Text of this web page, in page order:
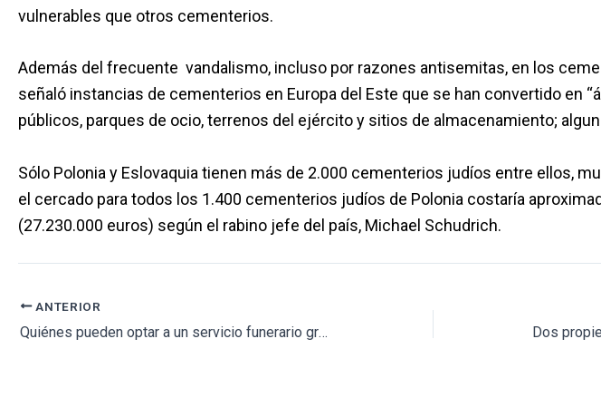
vulnerables que otros cementerios.
Además del frecuente vandalismo, incluso por razones antisemitas, en los
señaló instancias de cementerios en Europa del Este que se han convertido en
públicos, parques de ocio, terrenos del ejército y sitios de almacenamiento;
Sólo Polonia y Eslovaquia tienen más de 2.000 cementerios judíos entre ellos,
el cercado para todos los 1.400 cementerios judíos de Polonia costaría
(27.230.000 euros) según el rabino jefe del país, Michael Schudrich.
ANTERIOR
Quiénes pueden optar a un servicio funerario gratuito o bonificado en Barcelona